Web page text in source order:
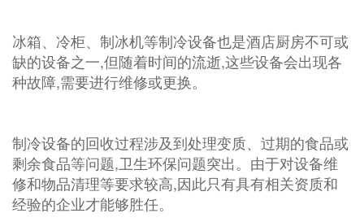
冰箱、冷柜、制冰机等制冷设备也是酒店厨房不可或
缺的设备之一,但随着时间的流逝,这些设备会出现各
种故障,需要进行维修或更换。
制冷设备的回收过程涉及到处理变质、过期的食品或
剩余食品等问题,卫生环保问题突出。由于对设备维
修和物品清理等要求较高,因此只有具有相关资质和
经验的企业才能够胜任。